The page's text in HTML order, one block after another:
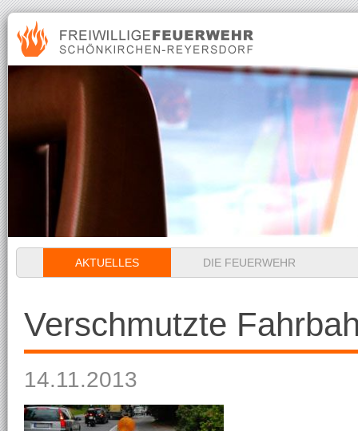
Navigation
AKTUELLES DIE FEUERWEHR
Verschmutzte
14.11.2013